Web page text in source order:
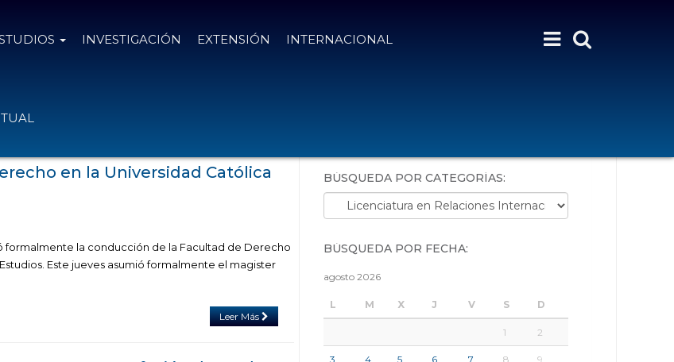
INVESTIGACIÓN EXTENSIÓN INTERNACIONAL
en la Universidad Católica
formalmente la conducción de la Facultad de Derecho
Este jueves asumió formalmente el magister
Leer Más
BÚSQUEDA POR CATEGORÍAS:
Búsqueda por categorías:
BÚSQUEDA POR FECHA:
agosto 2026
L M X J V S D
1 2
3 4 5 6 7 8 9